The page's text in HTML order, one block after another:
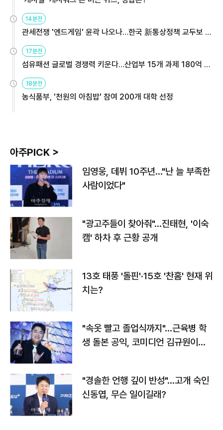
14분전
관세전쟁 '엔드게임' 윤곽 나오나…한국 新통상정책 교두보 활
용해야
17분전
섬유패션 글로벌 경쟁력 키운다…산업부 15개 과제 180억 지
원
18분전
농식품부, '천원의 아침밥' 참여 200개 대학 선정
아주PICK >
임영웅, 데뷔 10주년…"난 늘 부족한
사람이었다"
"광고주들이 찾아줘"…진태현, '이숙
캠' 하차 후 근황 공개
13호 태풍 '돌핀'·15호 '찬홈' 현재 위
치는?
"속옷 빨고 졸업식까지"…근육병 학
생 돌본 공익, 코미디언 김규원이었
"경솔한 언행 깊이 반성"…고개 숙인
신동엽, 무슨 일이길래?